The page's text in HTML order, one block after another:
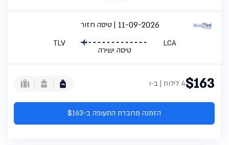
טיסה חזור 11-09-2026
LCA
טיסה ישירה
TLV
$1634 לילות | ב-ו
הזמנה מחברת התעופה ב-$163